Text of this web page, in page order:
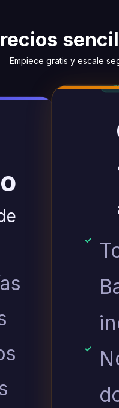
Empiece gratis y escale